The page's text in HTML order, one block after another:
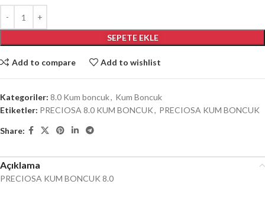
SEPETE EKLE
Add to compare Add to wishlist
Kategoriler: 8.0 Kum boncuk, Kum Boncuk
Etiketler: PRECIOSA 8.0 KUM BONCUK, PRECIOSA KUM BONCUK
Share:
Açıklama
PRECIOSA KUM BONCUK 8.0